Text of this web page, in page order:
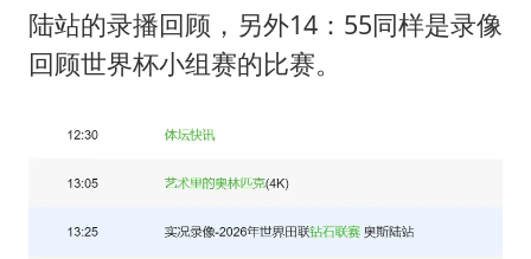
陆站的录播回顾，另外14：55同样是录像
回顾世界杯小组赛的比赛。